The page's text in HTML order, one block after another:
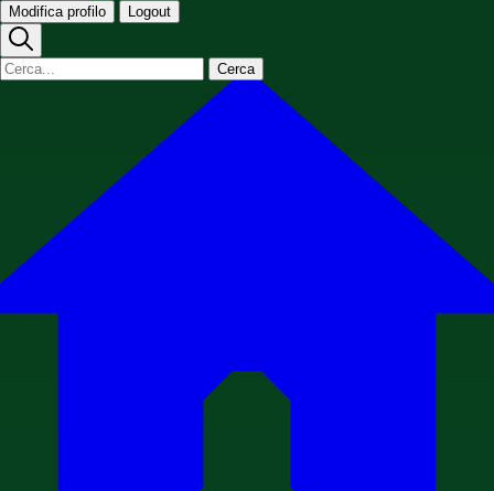
Modifica profilo Logout
Cerca